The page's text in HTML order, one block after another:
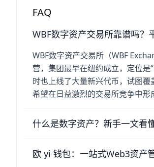
FAQ
WBF数字资产交易所靠谱吗？
WBF数字资产交易所（WBF
营，集团最早在纽约成立，定位
时也上线了大量新兴代币，试图覆
希望在日益激烈的交易所竞争中形
什么是数字资产？新手一文看
欧 yi 钱包：一站式Web3资产